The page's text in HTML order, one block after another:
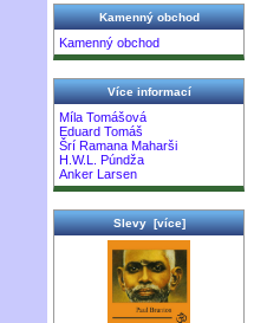
Kamenný obchod
Kamenný obchod
Více informací
Míla Tomášová
Eduard Tomáš
Šrí Ramana Maharši
H.W.L. Púndža
Anker Larsen
Slevy [více]